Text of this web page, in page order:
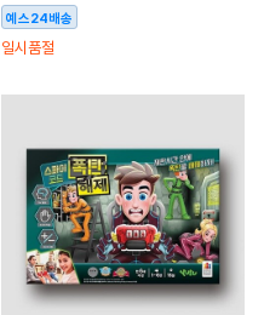
예스24배송
일시품절